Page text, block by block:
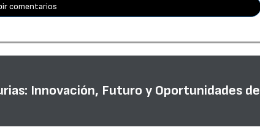
comentarios
Innovación, Futuro y Oportunidades de